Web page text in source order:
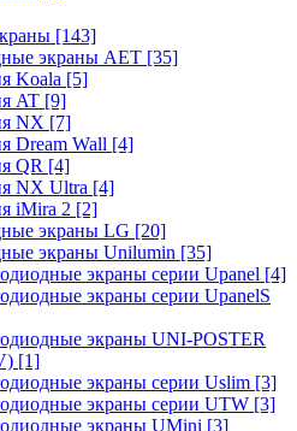
[143]
экраны AET [35]
Koala [5]
AT [9]
NX [7]
Dream Wall [4]
QR [4]
NX Ultra [4]
iMira 2 [2]
экраны LG [20]
экраны Unilumin [35]
экраны серии Upanel [4]
экраны серии UpanelS
экраны UNI-POSTER
[1]
экраны серии Uslim [3]
экраны серии UTW [3]
экраны UMini [3]